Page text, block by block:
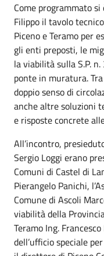
Come programmato
Filippo il tavolo
Piceno e Teramo per
gli enti preposti, le
la viabilità sulla S.P.
ponte in muratura.
doppio senso di
anche altre soluzioni
e risposte concrete
All’incontro,
Sergio Loggi erano
Comuni di Castel di
Pierangelo Panichi,
Comune di Ascoli
viabilità della
Teramo Ing.
dell’ufficio speciale